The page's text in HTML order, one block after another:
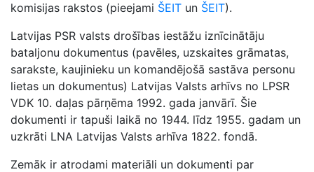
komisijas rakstos (pieejami ŠEIT un ŠEIT).
Latvijas PSR valsts drošības iestāžu iznīcinātāju
bataljonu dokumentus (pavēles, uzskaites grāmatas,
sarakste, kaujinieku un komandējošā sastāva personu
lietas un dokumentus) Latvijas Valsts arhīvs no LPSR
VDK 10. daļas pārņēma 1992. gada janvārī. Šie
dokumenti ir tapuši laikā no 1944. līdz 1955. gadam un
uzkrāti LNA Latvijas Valsts arhīva 1822. fondā.
Zemāk ir atrodami materiāli un dokumenti par